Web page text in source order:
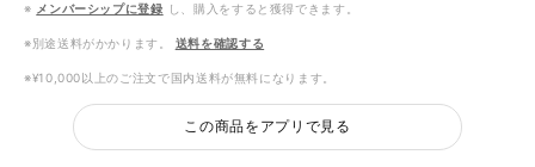
※ メンバーシップに登録 し、購入をすると獲得できます。
※別途送料がかかります。 送料を確認する
※¥10,000以上のご注文で国内送料が無料になります。
この商品をアプリで見る